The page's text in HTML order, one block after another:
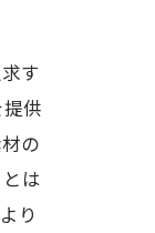
す
供
の
は
り